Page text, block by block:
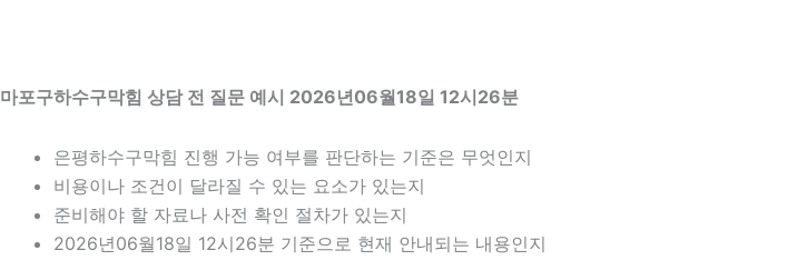
마포구하수구막힘 상담 전 질문 예시 2026년06월18일 12시26분
은평하수구막힘 진행 가능 여부를 판단하는 기준은 무엇인지
비용이나 조건이 달라질 수 있는 요소가 있는지
준비해야 할 자료나 사전 확인 절차가 있는지
2026년06월18일 12시26분 기준으로 현재 안내되는 내용인지